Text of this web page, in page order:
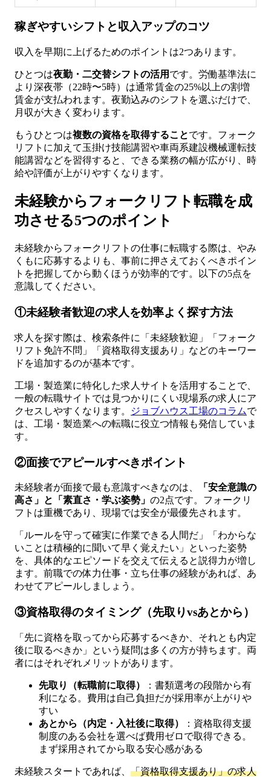
稼ぎやすいシフトと収入アップのコツ
収入を早期に上げるためのポイントは2つあります。
ひとつは夜勤・二交替シフトの活用 です。労働基準法に
より深夜帯（22時〜5時）は通常賃金の25%以上の割増
賃金が支払われます。夜勤込みのシフトを選ぶだけで、
月収が大きく変わります。
もうひとつは複数の資格を取得することです。フォーク
リフトに加えて玉掛け技能講習や車両系建設機械運転技
能講習などを習得すると、できる業務の幅が広がり、時
給や評価が上がりやすくなります。
未経験からフォークリフト転職を成
功させる5つのポイント
未経験からフォークリフトの仕事に転職する際は、やみ
くもに応募するよりも、事前に押さえておくべきポイン
トを把握してから動くほうが効率的です。以下の5点を
意識してください。
①未経験者歓迎の求人を効率よく探す方法
求人を探す際は、検索条件に「未経験歓迎」「フォーク
リフト免許不問」「資格取得支援あり」などのキーワー
ドを追加するのが基本です。
工場・製造業に特化した求人サイトを活用することで、
一般の転職サイトでは見つかりにくい現場系の求人にア
クセスしやすくなります。
ジョブハウス工場のコラムで
は、工場・製造業への転職に役立つ情報も発信していま
す。
②面接でアピールすべきポイント
未経験者が面接で最も意識すべきなのは、
「安全意識の
高さ」と「素直さ・学ぶ姿勢」 の2点です。フォークリ
フトは重機であり、現場では安全が最優先されます。
「ルールを守って確実に作業できる人間だ」「わからな
いことは積極的に聞いて早く覚えたい」といった姿勢
を、具体的なエピソードを交えて伝えると説得力が増し
ます。前職での体力仕事・立ち仕事の経験があれば、あ
わせてアピールしましょう。
③資格取得のタイミング（先取りvsあとから）
「先に資格を取ってから応募するべきか、それとも内定
後に取るべきか」という疑問は多くの方が持ちます。両
者にはそれぞれメリットがあります。
先取り（転職前に取得）
：書類選考の段階から有
利になる。費用は自己負担だが採用率が上がりや
すい
あとから（内定・入社後に取得）
：資格取得支援
制度のある会社を選べば費用ゼロで取得できる。
まず採用されてから取る安心感がある
未経験スタートであれば、 「資格取得支援あり」の求人